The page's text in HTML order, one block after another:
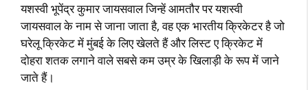
यशस्वी भूपेंद्र कुमार जायसवाल जिन्हें आमतौर पर यशस्वी
जायसवाल के नाम से जाना जाता है, वह एक भारतीय क्रिकेटर है जो
घरेलू क्रिकेट में मुंबई के लिए खेलते हैं और लिस्ट ए क्रिकेट में
दोहरा शतक लगाने वाले सबसे कम उम्र के खिलाड़ी के रूप में जाने
जाते हैं।